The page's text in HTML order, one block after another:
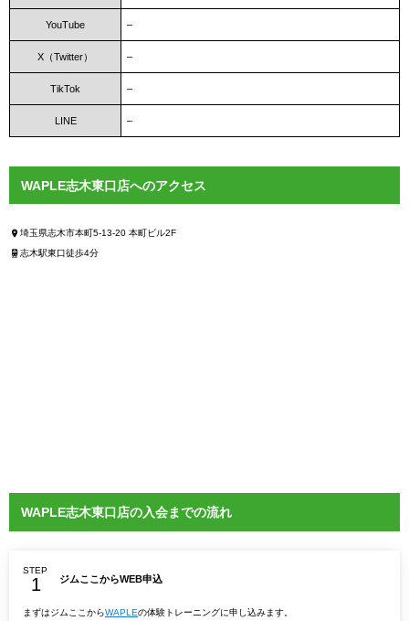
YouTube –
X（Twitter） –
TikTok –
LINE –
WAPLE志木東口店へのアクセス
埼玉県志木市本町5-13-20 本町ビル2F
志木駅東口徒歩4分
WAPLE志木東口店の入会までの流れ
STEP
ジムここからWEB申込
まずはジムここからWAPLEの体験トレーニングに申し込みます。